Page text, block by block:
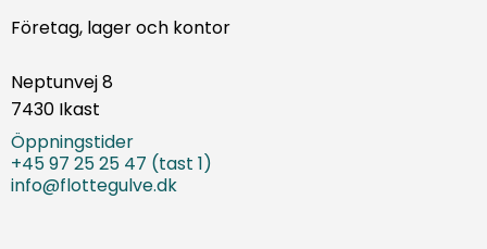
Företag, lager och kontor
Neptunvej 8
7430 Ikast
Öppningstider
+45 97 25 25 47 (tast 1)
info@flottegulve.dk